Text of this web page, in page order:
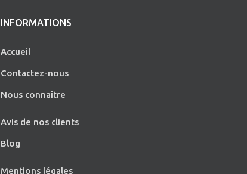
INFORMATIONS
Accueil
Contactez-nous
Nous connaître
Avis de nos clients
Blog
Mentions légales